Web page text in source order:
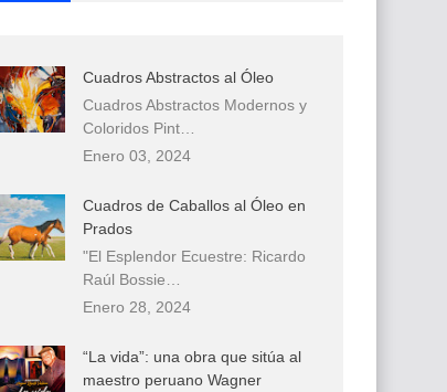
Cuadros Abstractos al Óleo
Cuadros Abstractos Modernos y
Coloridos Pint…
Enero 03, 2024
Cuadros de Caballos al Óleo en
Prados
"El Esplendor Ecuestre: Ricardo
Raúl Bossie…
Enero 28, 2024
“La vida”: una obra que sitúa al
maestro peruano Wagner